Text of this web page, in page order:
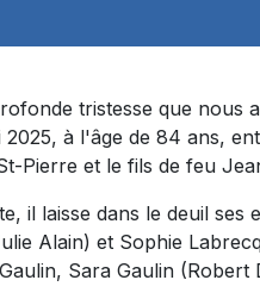
tristesse que
à l'âge de 84 ans,
Pierre et le fils de feu
il laisse dans le deuil
Alain) et Sophie
Sara Gaulin